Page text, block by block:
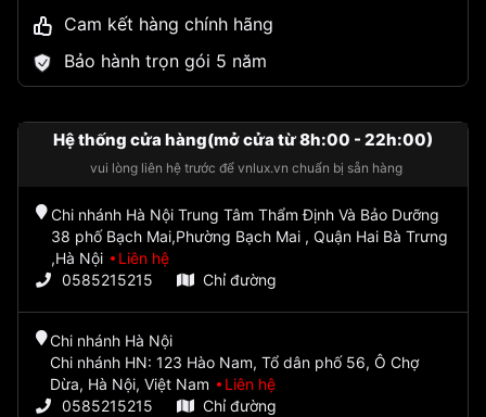
Cam kết hàng chính hãng
Bảo hành trọn gói 5 năm
Hệ thống cửa hàng(mở cửa từ 8h:00 - 22h:00)
vui lòng liên hệ trước để vnlux.vn chuẩn bị sẵn hàng
Chi nhánh Hà Nội Trung Tâm Thẩm Định Và Bảo Dưỡng
38 phố Bạch Mai,Phường Bạch Mai , Quận Hai Bà Trưng
,Hà Nội
Liên hệ
0585215215
Chỉ đường
Chi nhánh Hà Nội
Chi nhánh HN: 123 Hào Nam, Tổ dân phố 56, Ô Chợ
Dừa, Hà Nội, Việt Nam
Liên hệ
0585215215
Chỉ đường